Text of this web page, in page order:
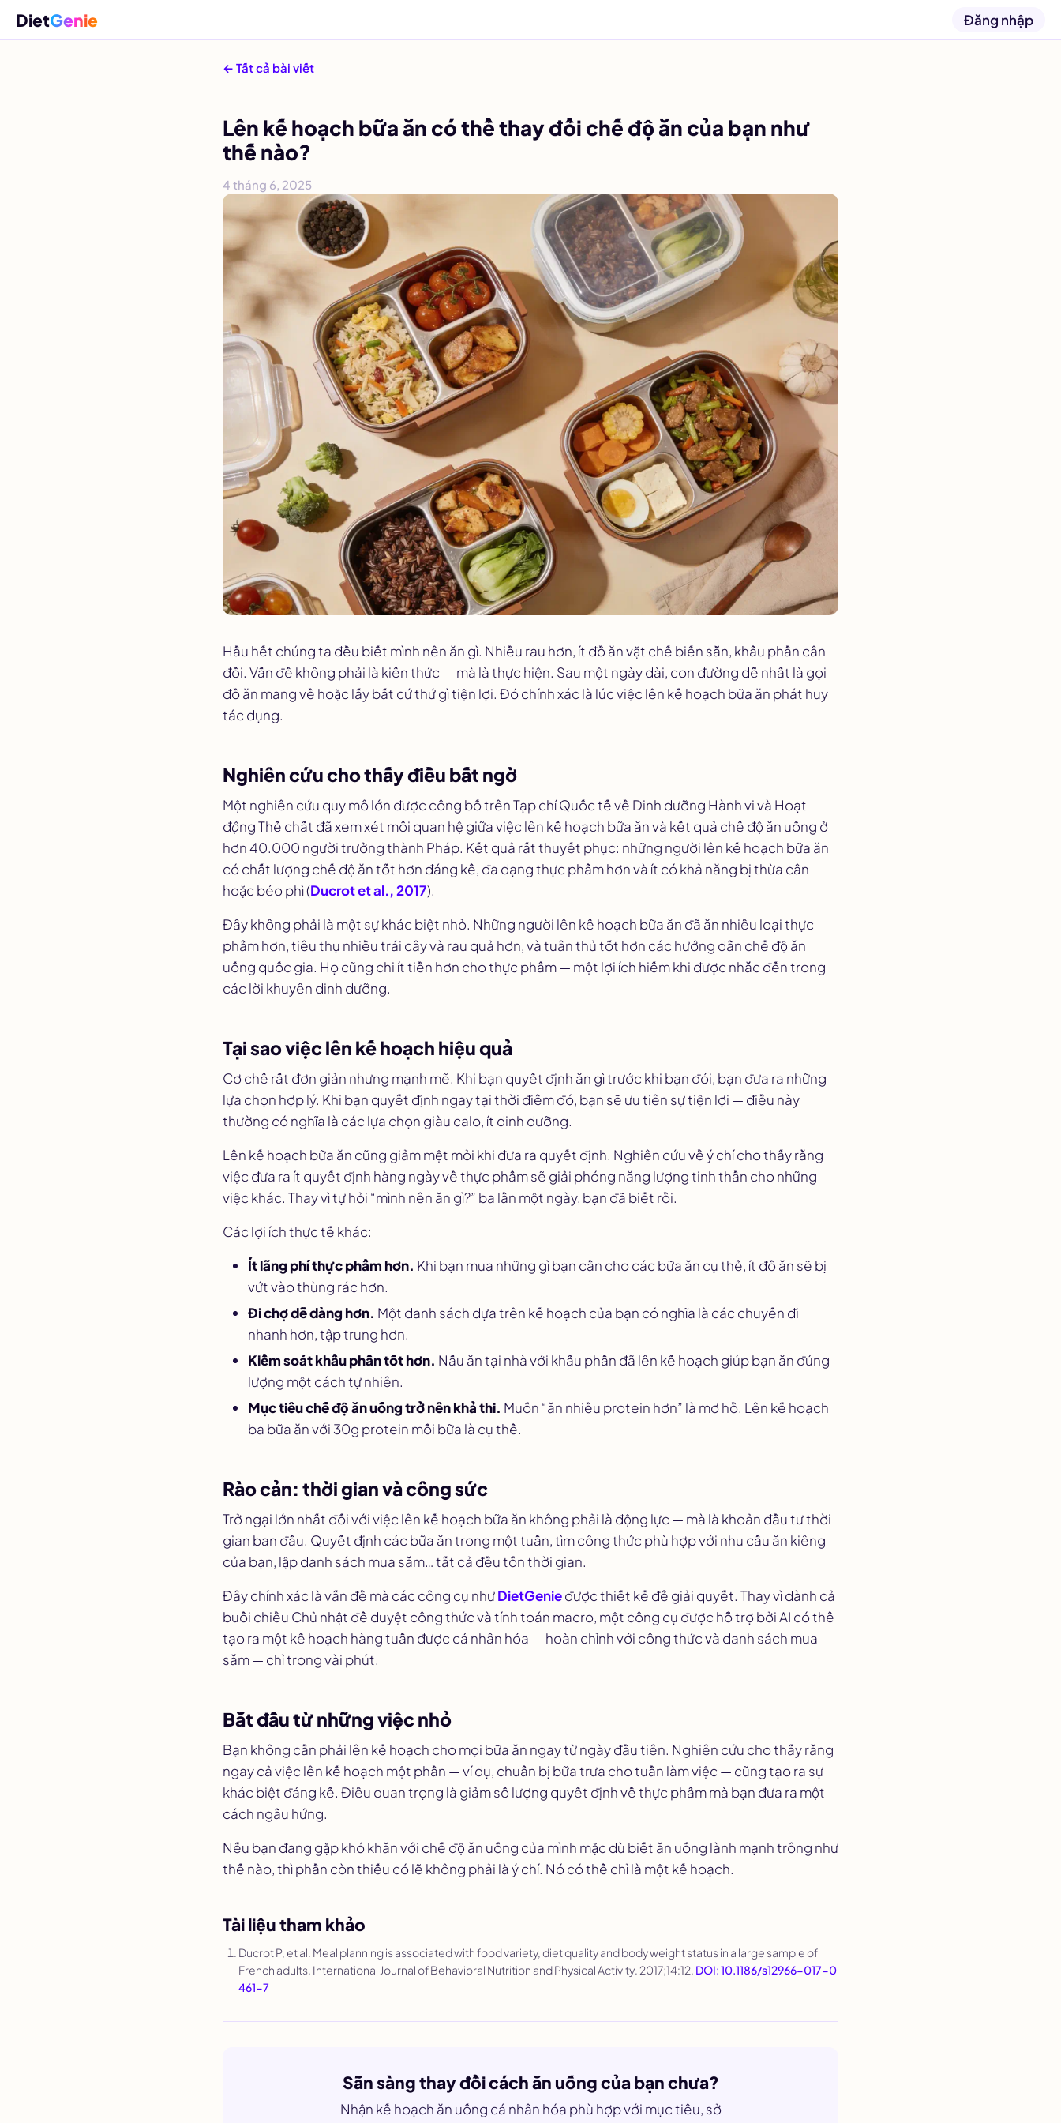
DietGenie Đăng nhập
← Tất cả bài viết
Lên kế hoạch bữa ăn có thể thay đổi chế độ ăn của bạn như
thế nào?
4 tháng 6, 2025
Hầu hết chúng ta đều biết mình nên ăn gì. Nhiều rau hơn, ít đồ ăn vặt chế biến sẵn, khẩu phần cân
đối. Vấn đề không phải là kiến thức — mà là thực hiện. Sau một ngày dài, con đường dễ nhất là gọi
đồ ăn mang về hoặc lấy bất cứ thứ gì tiện lợi. Đó chính xác là lúc việc lên kế hoạch bữa ăn phát huy
tác dụng.
Nghiên cứu cho thấy điều bất ngờ
Một nghiên cứu quy mô lớn được công bố trênTạp chí Quốc tế về Dinh dưỡng Hành vi và Hoạt
động Thể chất đã xem xét mối quan hệ giữa việc lên kế hoạch bữa ăn và kết quả chế độ ăn uống ở
hơn 40.000 người trưởng thành Pháp. Kết quả rất thuyết phục: những người lên kế hoạch bữa ăn
có chất lượng chế độ ăn tốt hơn đáng kể, đa dạng thực phẩm hơn và ít có khả năng bị thừa cân
hoặc béo phì (Ducrot et al., 2017).
Đây không phải là một sự khác biệt nhỏ. Những người lên kế hoạch bữa ăn đã ăn nhiều loại thực
phẩm hơn, tiêu thụ nhiều trái cây và rau quả hơn, và tuân thủ tốt hơn các hướng dẫn chế độ ăn
uống quốc gia. Họ cũng chi ít tiền hơn cho thực phẩm — một lợi ích hiếm khi được nhắc đến trong
các lời khuyên dinh dưỡng.
Tại sao việc lên kế hoạch hiệu quả
Cơ chế rất đơn giản nhưng mạnh mẽ. Khi bạn quyết định ăn gìtrước khi bạn đói, bạn đưa ra những
lựa chọn hợp lý. Khi bạn quyết định ngay tại thời điểm đó, bạn sẽ ưu tiên sự tiện lợi — điều này
thường có nghĩa là các lựa chọn giàu calo, ít dinh dưỡng.
Lên kế hoạch bữa ăn cũng giảm mệt mỏi khi đưa ra quyết định. Nghiên cứu về ý chí cho thấy rằng
việc đưa ra ít quyết định hàng ngày về thực phẩm sẽ giải phóng năng lượng tinh thần cho những
việc khác. Thay vì tự hỏi “mình nên ăn gì?” ba lần một ngày, bạn đã biết rồi.
Các lợi ích thực tế khác:
Ít lãng phí thực phẩm hơn. Khi bạn mua những gì bạn cần cho các bữa ăn cụ thể, ít đồ ăn sẽ bị
vứt vào thùng rác hơn.
Đi chợ dễ dàng hơn. Một danh sách dựa trên kế hoạch của bạn có nghĩa là các chuyến đi
nhanh hơn, tập trung hơn.
Kiểm soát khẩu phần tốt hơn. Nấu ăn tại nhà với khẩu phần đã lên kế hoạch giúp bạn ăn đúng
lượng một cách tự nhiên.
Mục tiêu chế độ ăn uống trở nên khả thi. Muốn “ăn nhiều protein hơn” là mơ hồ. Lên kế hoạch
ba bữa ăn với 30g protein mỗi bữa là cụ thể.
Rào cản: thời gian và công sức
Trở ngại lớn nhất đối với việc lên kế hoạch bữa ăn không phải là động lực — mà là khoản đầu tư thời
gian ban đầu. Quyết định các bữa ăn trong một tuần, tìm công thức phù hợp với nhu cầu ăn kiêng
của bạn, lập danh sách mua sắm… tất cả đều tốn thời gian.
Đây chính xác là vấn đề mà các công cụ nhưDietGenieđược thiết kế để giải quyết. Thay vì dành cả
buổi chiều Chủ nhật để duyệt công thức và tính toán macro, một công cụ được hỗ trợ bởi AI có thể
tạo ra một kế hoạch hàng tuần được cá nhân hóa — hoàn chỉnh với công thức và danh sách mua
sắm — chỉ trong vài phút.
Bắt đầu từ những việc nhỏ
Bạn không cần phải lên kế hoạch cho mọi bữa ăn ngay từ ngày đầu tiên. Nghiên cứu cho thấy rằng
ngay cả việc lên kế hoạch một phần — ví dụ, chuẩn bị bữa trưa cho tuần làm việc — cũng tạo ra sự
khác biệt đáng kể. Điều quan trọng là giảm số lượng quyết định về thực phẩm mà bạn đưa ra một
cách ngẫu hứng.
Nếu bạn đang gặp khó khăn với chế độ ăn uống của mình mặc dù biết ăn uống lành mạnh trông như
thế nào, thì phần còn thiếu có lẽ không phải là ý chí. Nó có thể chỉ là một kế hoạch.
Tài liệu tham khảo
Ducrot P, et al. Meal planning is associated with food variety, diet quality and body weight status in a large sample of
French adults. International Journal of Behavioral Nutrition and Physical Activity. 2017;14:12. DOI: 10.1186/s12966-017-0
461-7
Sẵn sàng thay đổi cách ăn uống của bạn chưa?
Nhận kế hoạch ăn uống cá nhân hóa phù hợp với mục tiêu, sở